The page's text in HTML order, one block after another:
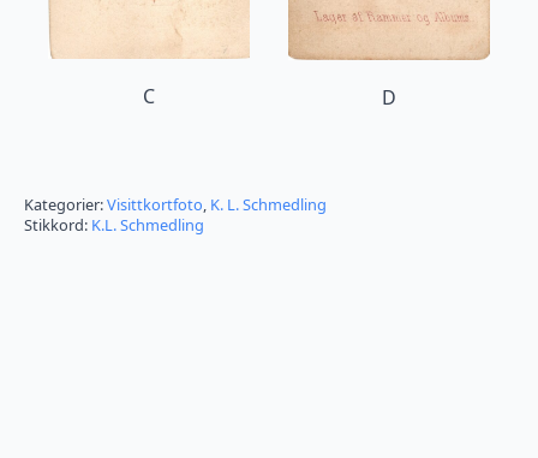
C D
Kategorier:Visittkortfoto, K. L. Schmedling
Stikkord: K.L. Schmedling